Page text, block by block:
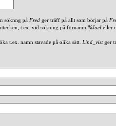
söknng på Fred ger träff på allt som börjar på
t.ex. vid sökning på förnamn %Joel eller
t.ex. namn stavade på olika sätt. Lind_vistger